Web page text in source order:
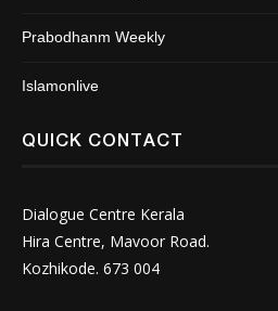
Prabodhanm Weekly
Islamonlive
QUICK CONTACT
Dialogue Centre Kerala
Hira Centre, Mavoor Road.
Kozhikode. 673 004